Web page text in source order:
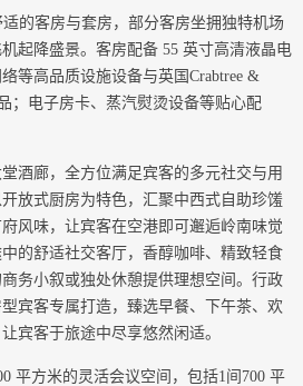
的客房与套房，部分客房坐拥独特机场
起降盛景。客房配备 55 英寸高清液晶电
等高品质设施设备与英国Crabtree &
；电子房卡、蒸汽熨烫设备等贴心配
酒廊，全方位满足宾客的多元社交与用
开放式厨房为特色，汇聚中西式自助珍馐
风味，让宾客在空港即可邂逅岭南味觉
的舒适社交客厅，香醇咖啡、精致轻食
务小叙或独处休憩提供理想空间。行政
宾客专属打造，臻选早餐、下午茶、欢
宾客于旅途中尽享悠然闲适。
平方米的灵活会议空间，包括1间700 平